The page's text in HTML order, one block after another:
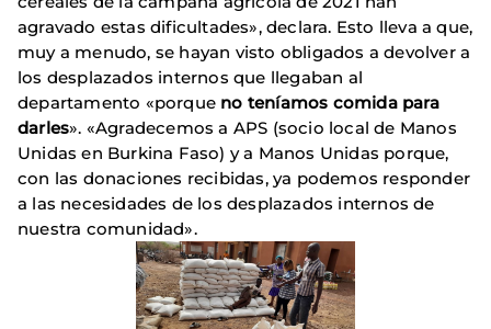
agravado estas dificultades», declara. Esto lleva a que,
muy a menudo, se hayan visto obligados a devolver a
los desplazados internos que llegaban al
departamento «porque no teníamos comida para
darles». «Agradecemos a APS (socio local de Manos
Unidas en Burkina Faso) y a Manos Unidas porque,
con las donaciones recibidas, ya podemos responder
a las necesidades de los desplazados internos de
nuestra comunidad».